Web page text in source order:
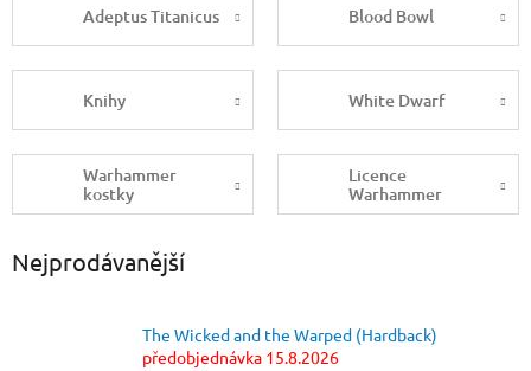
Adeptus Titanicus Blood Bowl
Knihy White Dwarf
Warhammer
kostky
Licence
Warhammer
Nejprodávanější
The Wicked and the Warped (Hardback)
předobjednávka 15.8.2026